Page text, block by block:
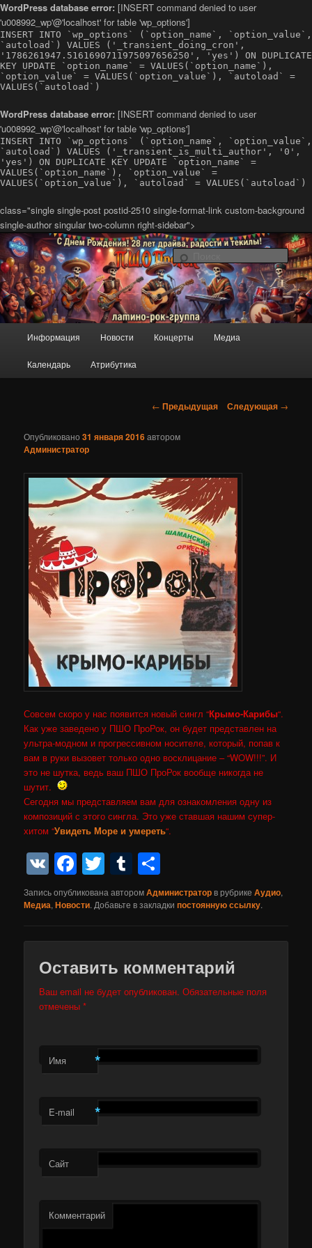
WordPress database error: [INSERT command denied to user
'u008992_wp'@'localhost' for table 'wp_options']
INSERT INTO `wp_options` (`option_name`, `option_value`,
`autoload`) VALUES ('_transient_doing_cron',
'1786261947.5161690711975097656250', 'yes') ON DUPLICATE
KEY UPDATE `option_name` = VALUES(`option_name`),
`option_value` = VALUES(`option_value`), `autoload` =
VALUES(`autoload`)
WordPress database error: [INSERT command denied to user
'u008992_wp'@'localhost' for table 'wp_options']
INSERT INTO `wp_options` (`option_name`, `option_value`,
`autoload`) VALUES ('_transient_is_multi_author', '0',
'yes') ON DUPLICATE KEY UPDATE `option_name` =
VALUES(`option_name`), `option_value` =
VALUES(`option_value`), `autoload` = VALUES(`autoload`)
class="single single-post postid-2510 single-format-link custom-background
single-author singular two-column right-sidebar">
Официальный сайт группы ПШО
ПроРок
Латино-рок-регги группа из Санкт-Петербурга Повстанческо-
Шаманский Оркестр ПроРок
Перейти
к
Информация Новости Концерты Медиа
Календарь Атрибутика
Навигация
записям
← Предыдущая Следующая →
Опубликовано31 января 2016автором
Администратор
Совсем скоро у нас появится новый сингл “Крымо-Карибы“.
Как уже заведено у ПШО ПроРок, он будет представлен на
ультра-модном и прогрессивном носителе, который, попав к
вам в руки вызовет только одно восклицание – “WOW!!!”. И
это не шутка, ведь ваш ПШО ПроРок вообще никогда не
шутит.
Сегодня мы представляем вам для ознакомления одну из
композиций с этого сингла. Это уже ставшая нашим супер-
хитом “Увидеть Море и умереть“.
VKFacebook
TwitterTumblr
Запись опубликована авторомАдминистратор в рубрикеАудио,
Медиа,Новости. Добавьте в закладкипостоянную ссылку.
Оставить комментарий
Ваш email не будет опубликован. Обязательные поля
отмечены*
Имя *
E-mail *
Сайт
Комментарий